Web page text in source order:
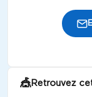
🎪Retrouvez